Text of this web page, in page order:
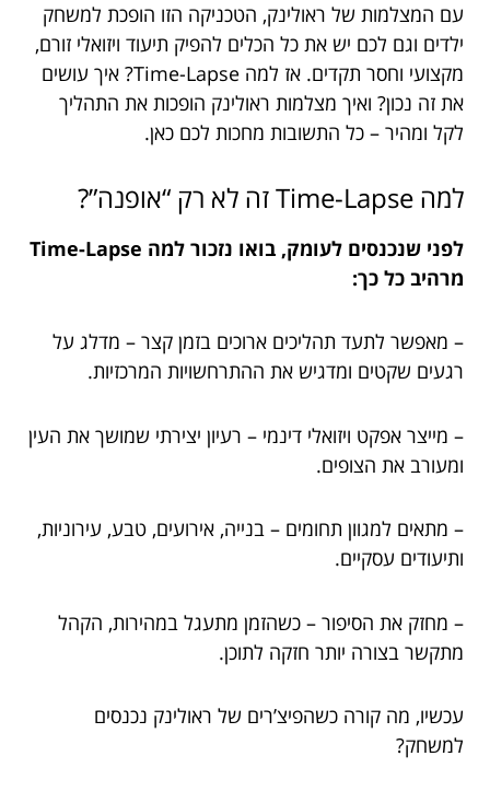
עם המצלמות של ראולינק, הטכניקה הזו הופכת למשחק
ילדים וגם לכם יש את כל הכלים להפיק תיעוד ויזואלי זורם,
מקצועי וחסר תקדים. אז למה Time-Lapse? איך עושים
את זה נכון? ואיך מצלמות ראולינק הופכות את התהליך
לקל ומהיר – כל התשובות מחכות לכם כאן.
למה Time-Lapse זה לא רק “אופנה”?
לפני שנכנסים לעומק, בואו נזכור למה Time-Lapse
מרהיב כל כך:
– מאפשר לתעד תהליכים ארוכים בזמן קצר – מדלג על
רגעים שקטים ומדגיש את ההתרחשויות המרכזיות.
– מייצר אפקט ויזואלי דינמי – רעיון יצירתי שמושך את העין
ומעורב את הצופים.
– מתאים למגוון תחומים – בנייה, אירועים, טבע, עירוניות,
ותיעודים עסקיים.
– מחזק את הסיפור – כשהזמן מתעגל במהירות, הקהל
מתקשר בצורה יותר חזקה לתוכן.
עכשיו, מה קורה כשהפיצ’רים של ראולינק נכנסים
למשחק?